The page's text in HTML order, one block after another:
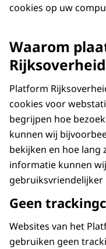
cookies op uw
Waarom
Platform
cookies voor
begrijpen hoe
kunnen wij
bekijken en hoe lang
informatie kunnen
gebruiksvriendelijker
Geen
Websites van het
gebruiken geen